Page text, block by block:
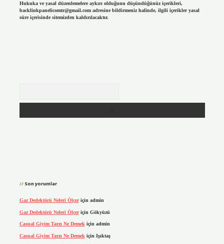
Hukuka ve yasal düzenlemelere aykırı olduğunu düşündüğünüz içerikleri,
backlinkpanelicomtr@gmail.comadresine bildirmeniz halinde, ilgili içerikler yasal
süre içerisinde sitemizden kaldırılacaktır.
Son yorumlar
Gaz Dedektörü Neleri Ölçeriçin admin
Gaz Dedektörü Neleri Ölçeriçin Gökyüzü
Casual Giyim Tarzı Ne Demekiçin admin
Casual Giyim Tarzı Ne Demek için Işıktaş